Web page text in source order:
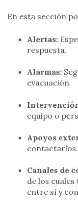
En esta sección
Alertas:
respuesta.
Alarmas:
evacuación.
equipo o
Apoyos
contactarlos.
Canales de
de los
entre sí y